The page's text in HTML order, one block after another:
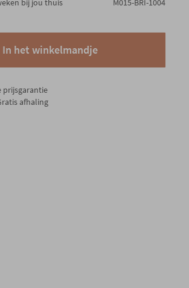
bij jou thuis M015-BRI-1004
In het winkelmandje
prijsgarantie
afhaling